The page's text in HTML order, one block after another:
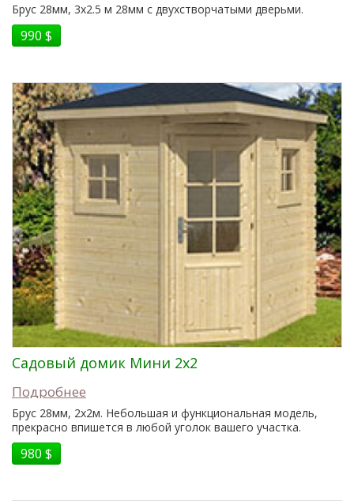
Брус 28мм, 3x2.5 м 28мм с двухстворчатыми дверьми.
990 $
Садовый домик Мини 2x2
Подробнее
Брус 28мм, 2x2м. Небольшая и функциональная модель,
прекрасно впишется в любой уголок вашего участка.
980 $